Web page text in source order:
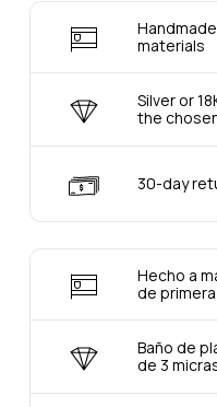
materials
Silver or
the
30-day
Hecho a
de
Baño de
de 3